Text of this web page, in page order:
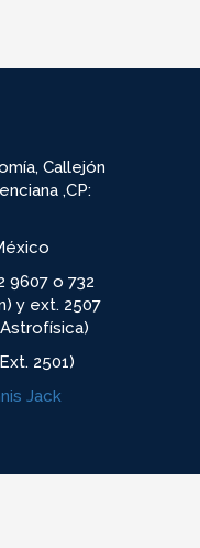
Callejón
,CP:
9607 o 732
y ext. 2507
2501)
Jack